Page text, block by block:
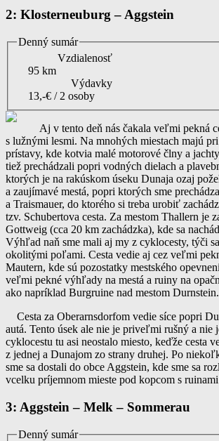
2: Klosterneuburg – Aggstein
Denný sumár
Vzdialenosť
95 km
Výdavky
13,-€ / 2 osoby
Aj v tento deň nás čakala veľmi pekná
s lužnými lesmi. Na mnohých miestach majú
prístavy, kde kotvia malé motorové člny a
tiež prechádzali popri vodných dielach a
ktorých je na rakúskom úseku Dunaja ozaj
a zaujímavé mestá, popri ktorých sme
a Traismauer, do ktorého si treba urobiť
tzv. Schubertova cesta. Za mestom Thallern je
Gottweig (cca 20 km zachádzka), kde sa
Výhľad naň sme mali aj my z cyklocesty, týči
okolitými poľami. Cesta vedie aj cez veľmi
Mautern, kde sú pozostatky mestského
veľmi pekné výhľady na mestá a ruiny na
ako napríklad Burgruine nad mestom Durnstein.
Cesta za Oberarnsdorfom vedie síce popri
autá. Tento úsek ale nie je priveľmi rušný a nie
cyklocestu tu asi neostalo miesto, keďže cesta
z jednej a Dunajom zo strany druhej. Po
sme sa dostali do obce Aggstein, kde sme sa
vcelku príjemnom mieste pod kopcom s
3: Aggstein – Melk – Sommerau
Denný sumár